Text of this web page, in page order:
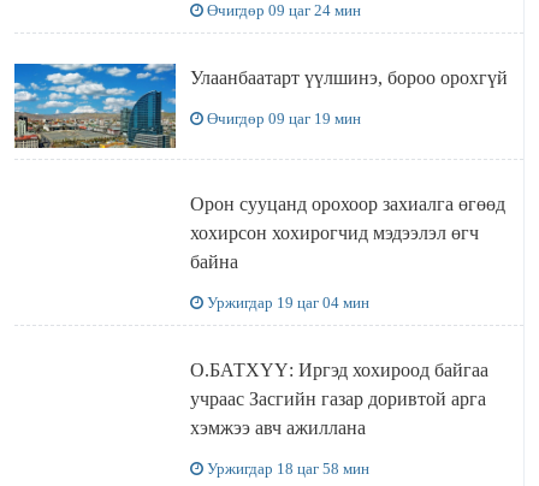
Өчигдөр 09 цаг 24 мин
Улаанбаатарт үүлшинэ, бороо орохгүй
Өчигдөр 09 цаг 19 мин
Орон сууцанд орохоор захиалга өгөөд
хохирсон хохирогчид мэдээлэл өгч
байна
Уржигдар 19 цаг 04 мин
О.БАТХҮҮ: Иргэд хохироод байгаа
учраас Засгийн газар доривтой арга
хэмжээ авч ажиллана
Уржигдар 18 цаг 58 мин